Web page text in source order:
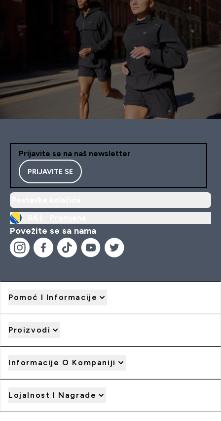
Prijavite se na naš newsletter
PRIJAVITE SE
Povežite se sa nama
Pomoć I Informacije
Proizvodi
Informacije O Kompaniji
Lojalnost I Nagrade